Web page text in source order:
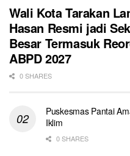
Wali Kota Tarakan
Hasan Resmi jadi
Besar Termasuk
ABPD 2027
0 SHARES
Puskesmas Pantai
Iklim
0 SHARES